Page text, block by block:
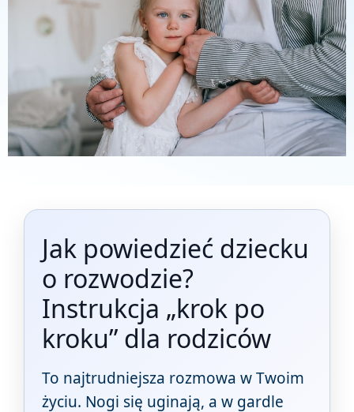
Jak powiedzieć dziecku
o rozwodzie?
Instrukcja „krok po
kroku” dla rodziców
To najtrudniejsza rozmowa w Twoim
życiu. Nogi się uginają, a w gardle